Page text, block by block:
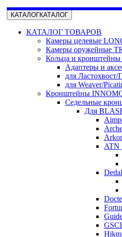
КАТАЛОГКАТАЛОГ
КАТАЛОГ ТОВАРОВ
Камеры целевые
Камеры оружейные
Кольца и
Адаптеры и
для
для Weaver/
Кронштейны
Седельные
Для
ATN